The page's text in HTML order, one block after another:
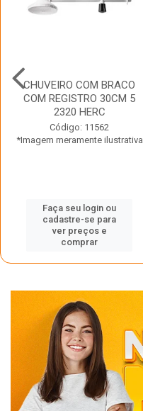
CHUVEIRO COM BRACO
COM REGISTRO 30CM 5
2320 HERC
Código: 11562
*Imagem meramente ilustrativa
Faça seu login ou
cadastre-se para
ver preços e
comprar